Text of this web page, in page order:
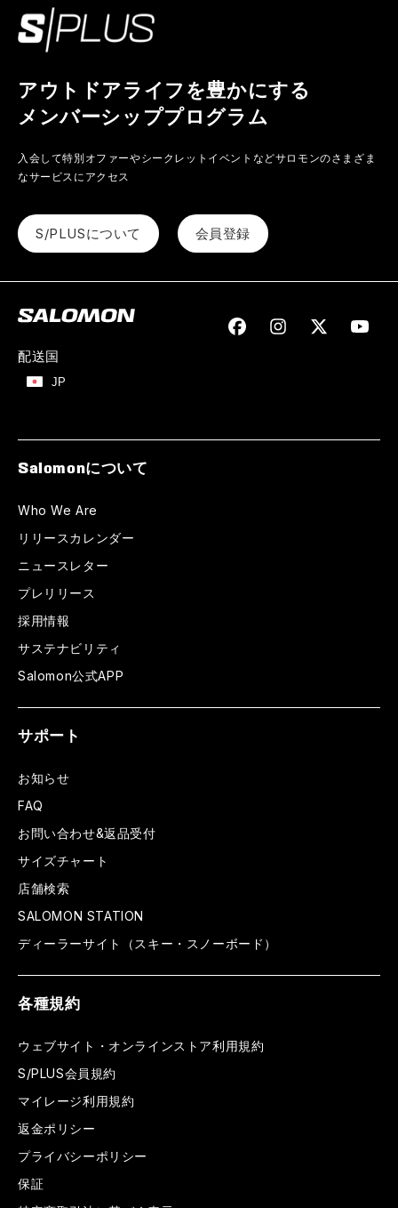
アウトドアライフを豊かにする
メンバーシッププログラム
入会して特別オファーやシークレットイベントなどサロモンのさまざま
なサービスにアクセス
S/PLUSについて 会員登録
配送国
JP
FacebookInstagramTwitter
Salomonについて
Who We Are
リリースカレンダー
ニュースレター
プレリリース
採用情報
サステナビリティ
Salomon公式APP
サポート
お知らせ
FAQ
お問い合わせ&返品受付
サイズチャート
店舗検索
SALOMON STATION
ディーラーサイト（スキー・スノーボード）
各種規約
ウェブサイト・オンラインストア利用規約
S/PLUS会員規約
マイレージ利用規約
返金ポリシー
プライバシーポリシー
保証